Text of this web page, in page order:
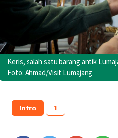
Keris, salah satu barang antik
Foto: Ahmad/Visit Lumajang
Intro 1